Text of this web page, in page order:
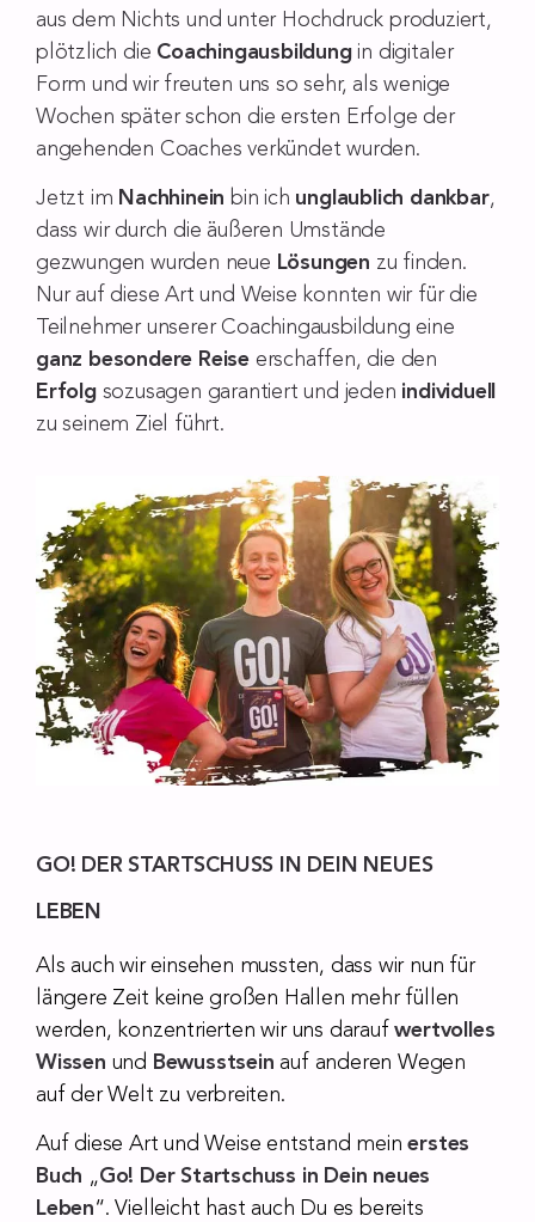
aus dem Nichts und unter Hochdruck produziert,
plötzlich die Coachingausbildungin digitaler
Form und wir freuten uns so sehr, als wenige
Wochen später schon die ersten Erfolge der
angehenden Coaches verkündet wurden.
Jetzt im Nachhinein bin ich unglaublich dankbar,
dass wir durch die äußeren Umstände
gezwungen wurden neue Lösungen zu finden.
Nur auf diese Art und Weise konnten wir für die
Teilnehmer unserer Coachingausbildung eine
ganz besondere Reise erschaffen, die den
Erfolgsozusagen garantiert und jeden individuell
zu seinem Ziel führt.
GO! DER STARTSCHUSS IN DEIN NEUES
LEBEN
Als auch wir einsehen mussten, dass wir nun für
längere Zeit keine großen Hallen mehr füllen
werden, konzentrierten wir uns daraufwertvolles
Wissen und Bewusstsein auf anderen Wegen
auf der Welt zu verbreiten.
Auf diese Art und Weise entstand meinerstes
Buch „Go! Der Startschuss in Dein neues
Leben“. Vielleicht hast auch Du es bereits